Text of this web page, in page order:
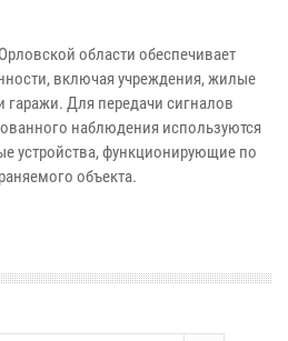
области обеспечивает
включая учреждения, жилые
Для передачи сигналов
наблюдения используются
устройства, функционирующие по
объекта.